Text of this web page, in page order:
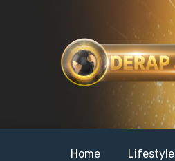
DERAPJAMBI
Home Lifestyle